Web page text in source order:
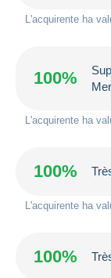
L'acquirente ha
100%
L'acquirente ha
100%
L'acquirente ha
100%